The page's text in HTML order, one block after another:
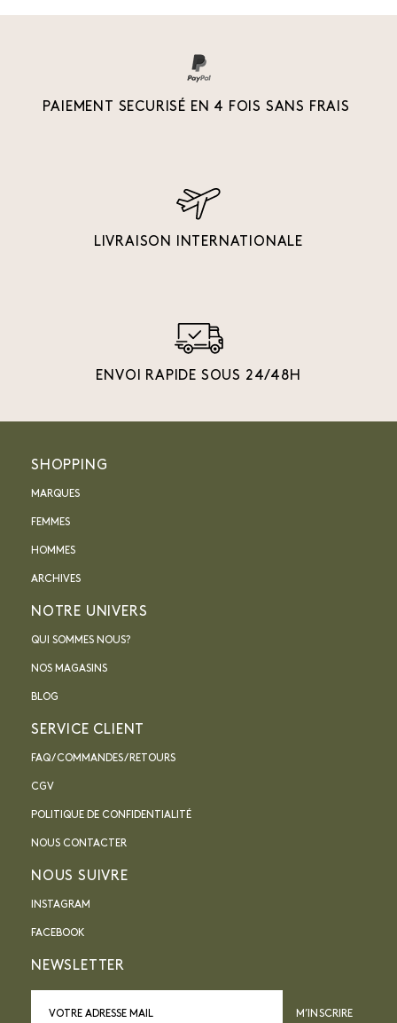
PAIEMENT SECURISÉ EN 4 FOIS SANS FRAIS
LIVRAISON INTERNATIONALE
ENVOI RAPIDE SOUS 24/48H
SHOPPING
MARQUES
FEMMES
HOMMES
ARCHIVES
NOTRE UNIVERS
QUI SOMMES NOUS?
NOS MAGASINS
BLOG
SERVICE CLIENT
FAQ / COMMANDES / RETOURS
CGV
POLITIQUE DE CONFIDENTIALITÉ
NOUS CONTACTER
NOUS SUIVRE
INSTAGRAM
FACEBOOK
NEWSLETTER
M’INSCRIRE